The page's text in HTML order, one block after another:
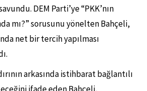
DEM Parti’ye “PKK’nın
mı?” sorusunu yönelten Bahçeli,
net bir tercih yapılması
arkasında istihbarat bağlantılı